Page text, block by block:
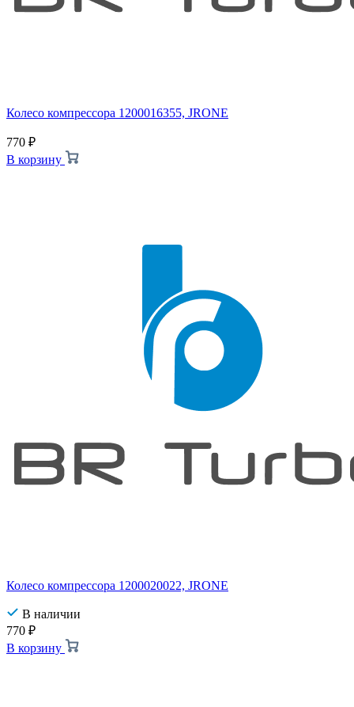
Колесо компрессора 1200016355, JRONE
770 ₽
В корзину
Колесо компрессора 1200020022, JRONE
В наличии
770 ₽
В корзину